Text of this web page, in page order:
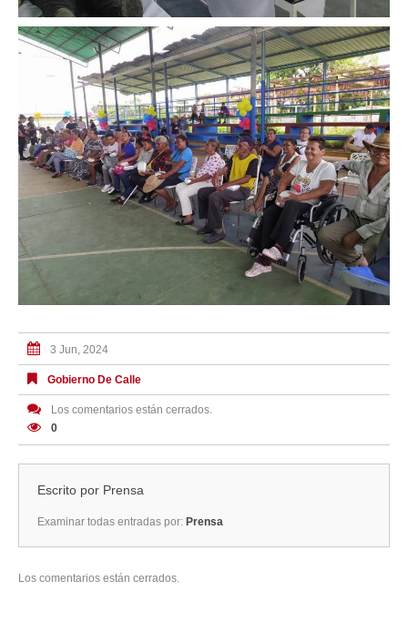
3 Jun, 2024
Gobierno De Calle
Los comentarios están cerrados.
0
Escrito por Prensa
Examinar todas entradas por: Prensa
Los comentarios están cerrados.